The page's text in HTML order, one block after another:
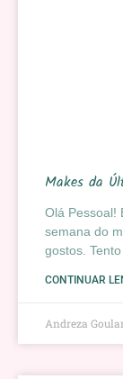
Makes da
Olá Pessoal!
semana do
gostos.
CONTINUAR
Andreza